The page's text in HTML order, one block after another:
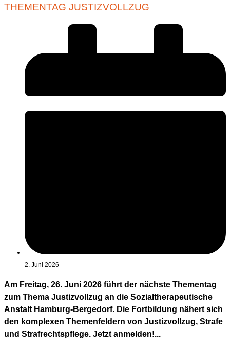
THEMENTAG JUSTIZVOLLZUG
2. Juni 2026
Am Freitag, 26. Juni 2026 führt der nächste Thementag
zum Thema Justizvollzug an die Sozialtherapeutische
Anstalt Hamburg-Bergedorf. Die Fortbildung nähert sich
den komplexen Themenfeldern von Justizvollzug, Strafe
und Strafrechtspflege. Jetzt anmelden!...